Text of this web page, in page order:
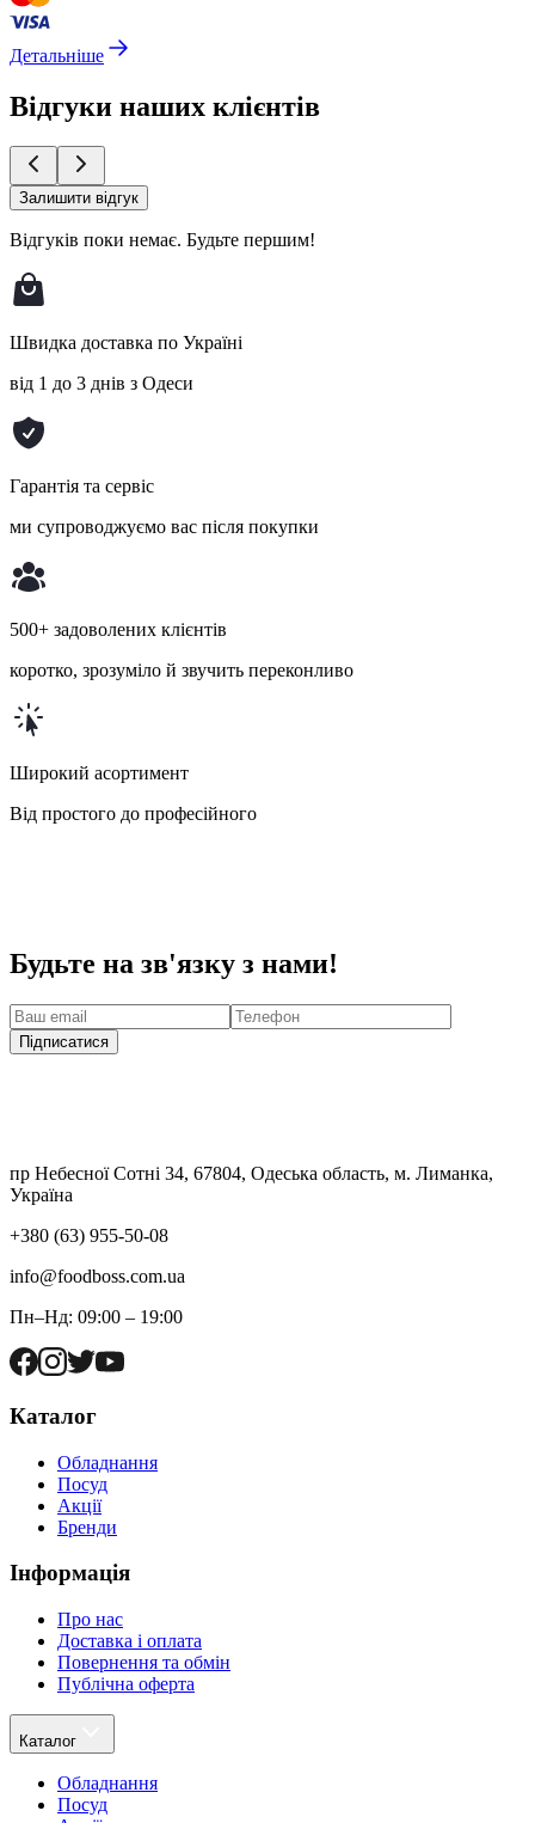
Детальніше
Відгуки наших клієнтів
Залишити відгук
Відгуків поки немає. Будьте першим!
Швидка доставка по Україні
від 1 до 3 днів з Одеси
Гарантія та сервіс
ми супроводжуємо вас після покупки
500+ задоволених клієнтів
коротко, зрозуміло й звучить переконливо
Широкий асортимент
Від простого до професійного
Будьте на зв'язку з нами!
Підписатися
пр Небесної Сотні 34, 67804, Одеська область, м. Лиманка,
Україна
+380 (63) 955-50-08
info@foodboss.com.ua
Пн–Нд: 09:00 – 19:00
Каталог
Обладнання
Посуд
Акції
Бренди
Інформація
Про нас
Доставка і оплата
Повернення та обмін
Публічна оферта
Каталог
Обладнання
Посуд